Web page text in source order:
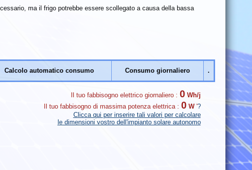
ma il frigo potrebbe essere scollegato a causa della bassa
Calcolo automatico consumo Consumo giornaliero .
Il tuo fabbisogno elettrico giornaliero : 0Wh/j
Il tuo fabbisogno di massima potenza elettrica : 0W'?
Clicca qui per inserire tali valori per calcolare
le dimensioni vostro dell'impianto solare autonomo